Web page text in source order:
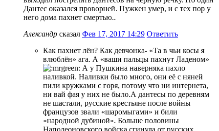
Дантес оказался проворней. Пужкен умер, и с тех пор у
него дома пахнет смертью..
Александр сказал Фев 17, 2017 14:29 Ответить
Как пахнет лён? Как девчонка- «Та в чьи косы я
влюблён» ага. А «ваши пальцы пахнут Ладеном»
А у Пушкина наверняка пахло
наливкой. Наливки было много, они её с няней
пили кружками с горя, потому что ни интернета,
ни вай фая у них не было.А дантесы по деревням
не шастали, русские крестьяне после войны
французов звали «шаромыгами» и били
«народной дубиной». Больше половины
Наполеоновского войска сгинула от русских